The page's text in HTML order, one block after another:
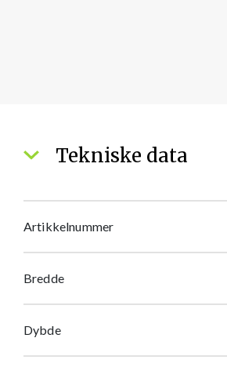
Tekniske data
Artikkelnummer
Bredde
Dybde